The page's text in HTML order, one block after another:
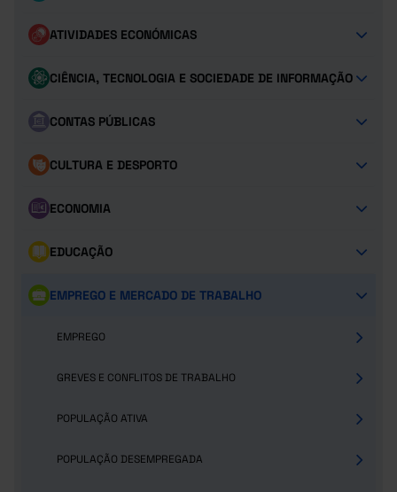
ATIVIDADES ECONÓMICAS
CIÊNCIA, TECNOLOGIA E SOCIEDADE DE INFORMAÇÃO
CONTAS PÚBLICAS
CULTURA E DESPORTO
ECONOMIA
EDUCAÇÃO
EMPREGO E MERCADO DE TRABALHO
EMPREGO
GREVES E CONFLITOS DE TRABALHO
POPULAÇÃO ATIVA
POPULAÇÃO DESEMPREGADA